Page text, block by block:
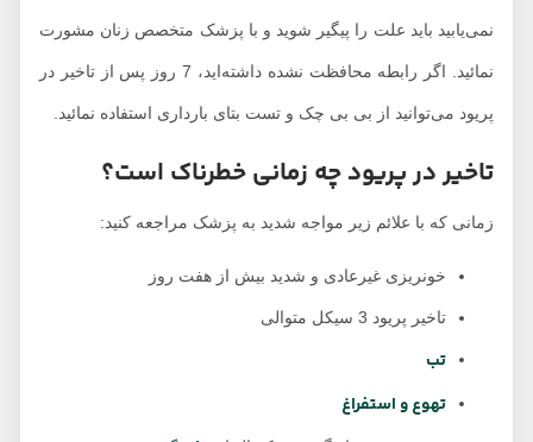
نمی‌یابید باید علت را پیگیر شوید و با پزشک متخصص زنان مشورت
نمائید. اگر رابطه محافظت نشده داشته‌اید، 7 روز پس از تاخیر در
پریود می‌توانید از بی بی چک و تست بتای بارداری استفاده نمائید.
تاخیر در پریود چه زمانی خطرناک است؟
زمانی که با علائم زیر مواجه شدید به پزشک مراجعه کنید:
خونریزی غیرعادی و شدید بیش از هفت روز
تاخیر پریود 3 سیکل متوالی
تب
تهوع و استفراغ